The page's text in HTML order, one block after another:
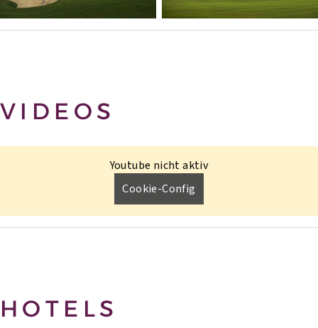
VIDEOS
Youtube nicht aktiv
Cookie-Config
HOTELS